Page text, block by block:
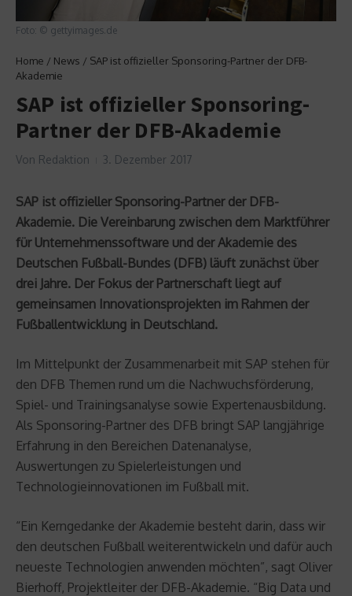
Foto: © gettyimages.de
Home / News / SAP ist offizieller Sponsoring-Partner der DFB-
Akademie
SAP ist offizieller Sponsoring-
Partner der DFB-Akademie
Von Redaktion 3. Dezember 2017
SAP ist offizieller Sponsoring-Partner der DFB-
Akademie. Die Vereinbarung zwischen dem Marktführer
für Unternehmenssoftware und der Akademie des
Deutschen Fußball-Bundes (DFB) läuft zunächst über
drei Jahre. Der Fokus der Partnerschaft liegt auf
gemeinsamen Innovationsprojekten im Rahmen der
Fußballentwicklung in Deutschland.
Im Mittelpunkt der Zusammenarbeit mit SAP stehen für
den DFB Themen rund um die Nachwuchsförderung,
Spiel- und Trainingsanalyse sowie Expertenausbildung.
Als Sponsoring-Partner des DFB bringt SAP langjährige
Erfahrung in den Bereichen Datenanalyse,
Auswertungen zu Spielerleistungen und
Technologieinnovationen im Fußball mit.
“Ein Kerngedanke der Akademie besteht darin, dass wir
den deutschen Fußball weiterentwickeln und dafür auch
neueste Technologien anwenden möchten”, sagt Oliver
Bierhoff, Projektleiter der DFB-Akademie. “Big Data und